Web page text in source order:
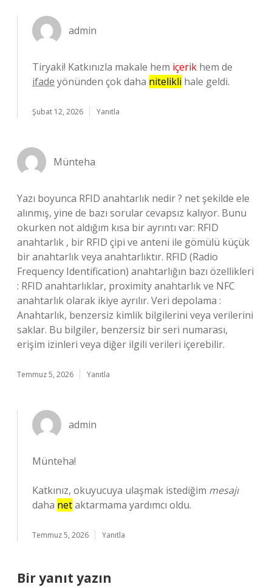
admin
Tiryaki! Katkınızla makale hem içerik hem de
ifade yönünden çok daha nitelikli hale geldi.
Şubat 12, 2026 Yanıtla
Münteha
Yazı boyunca RFID anahtarlık nedir ? net şekilde ele
alınmış, yine de bazı sorular cevapsız kalıyor. Bunu
okurken not aldığım kısa bir ayrıntı var: RFID
anahtarlık , bir RFID çipi ve anteni ile gömülü küçük
bir anahtarlık veya anahtarlıktır. RFID (Radio
Frequency Identification) anahtarlığın bazı özellikleri
: RFID anahtarlıklar, proximity anahtarlık ve NFC
anahtarlık olarak ikiye ayrılır. Veri depolama :
Anahtarlık, benzersiz kimlik bilgilerini veya verilerini
saklar. Bu bilgiler, benzersiz bir seri numarası,
erişim izinleri veya diğer ilgili verileri içerebilir.
Temmuz 5, 2026 Yanıtla
admin
Münteha!
Katkınız, okuyucuya ulaşmak istediğim mesajı
daha netaktarmama yardımcı oldu.
Temmuz 5, 2026 Yanıtla
Bir yanıt yazın